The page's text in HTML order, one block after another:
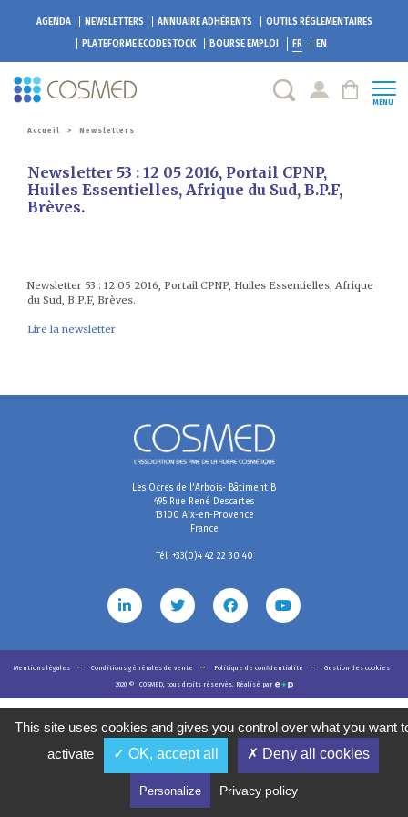
AGENDA NEWSLETTERS ANNUAIRE ADHÉRENTS
OUTILS RÉGLEMENTAIRES
PLATEFORME ECODESTOCK BOURSE EMPLOI FR EN
MENU
Accueil > Newsletters
Newsletter 53 : 12 05 2016, Portail CPNP,
Huiles Essentielles, Afrique du Sud, B.P.F,
Brèves.
Newsletter 53 : 12 05 2016, Portail CPNP, Huiles Essentielles, Afrique
du Sud, B.P.F, Brèves.
Lire la newsletter
Les Ocres de l'Arbois- Bâtiment B
495 Rue René Descartes
13100 Aix-en-Provence
France
Tél: +33(0)4 42 22 30 40
Mentions légales Conditions générales de vente Politique de confidentialité
Gestion des cookies
2020 © COSMED, tous droits réservés. Réalisé par
This site uses cookies and gives you control over what you want
activate
✓ OK, accept all ✗ Deny all cookies
Personalize Privacy policy